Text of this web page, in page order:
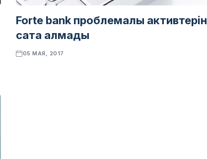
Forte bank проблемалы активтерін
сата алмады
05 МАЯ, 2017